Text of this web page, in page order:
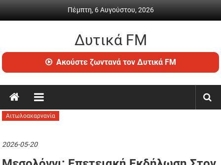
Πέμπτη, 6 Αυγούστου, 2026
Δυτικά FM
Ραδιόφωνο
•
ενημέρωση
ψυχαγωγία
Ακούστε ζωντανά τον Δυτικά FM
Αιτωλοακαρνανία
2026-05-20